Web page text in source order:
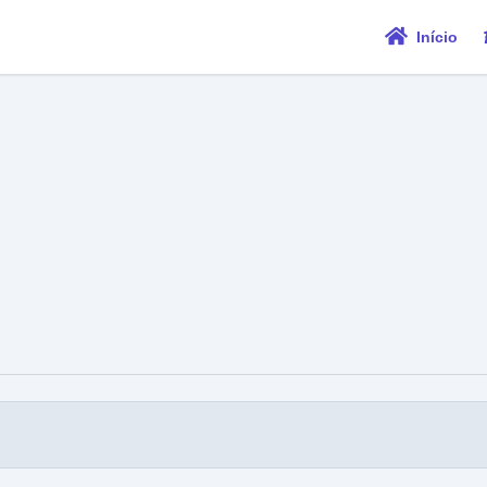
Início